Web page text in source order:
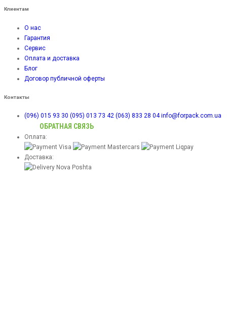
Клиентам
О нас
Гарантия
Сервис
Оплата и доставка
Блог
Договор публичной оферты
Контакты
(096) 015 93 30 (095) 013 73 42 (063) 833 28 04 info@forpack.com.ua
ОБРАТНАЯ СВЯЗЬ
Оплата:
Доставка: